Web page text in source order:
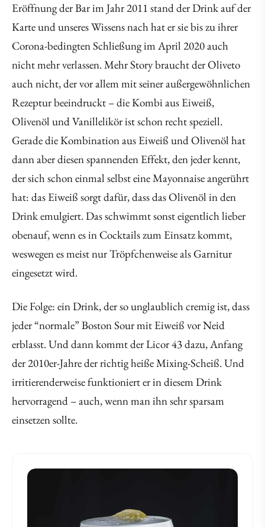
Eröffnung der Bar im Jahr 2011 stand der Drink auf der
Karte und unseres Wissens nach hat er sie bis zu ihrer
Corona-bedingten Schließung im April 2020 auch
nicht mehr verlassen. Mehr Story braucht der Oliveto
auch nicht, der vor allem mit seiner außergewöhnlichen
Rezeptur beeindruckt – die Kombi aus Eiweiß,
Olivenöl und Vanillelikör ist schon recht speziell.
Gerade die Kombination aus Eiweiß und Olivenöl hat
dann aber diesen spannenden Effekt, den jeder kennt,
der sich schon einmal selbst eine Mayonnaise angerührt
hat: das Eiweiß sorgt dafür, dass das Olivenöl in den
Drink emulgiert. Das schwimmt sonst eigentlich lieber
obenauf, wenn es in Cocktails zum Einsatz kommt,
weswegen es meist nur Tröpfchenweise als Garnitur
eingesetzt wird.
Die Folge: ein Drink, der so unglaublich cremig ist, dass
jeder “normale” Boston Sour mit Eiweiß vor Neid
erblasst. Und dann kommt der Licor 43 dazu, Anfang
der 2010er-Jahre der richtig heiße Mixing-Scheiß. Und
irritierenderweise funktioniert er in diesem Drink
hervorragend – auch, wenn man ihn sehr sparsam
einsetzen sollte.